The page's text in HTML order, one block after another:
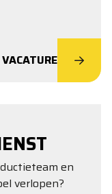
en
verlopen?